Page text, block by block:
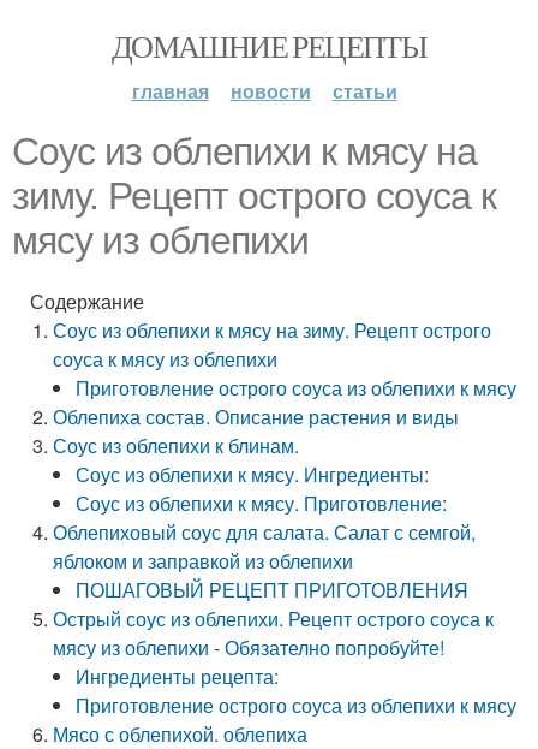
ДОМАШНИЕ РЕЦЕПТЫ
главная новости статьи
Соус из облепихи к мясу на
зиму. Рецепт острого соуса к
мясу из облепихи
Содержание
Соус из облепихи к мясу на зиму. Рецепт острого
соуса к мясу из облепихи
Приготовление острого соуса из облепихи к мясу
Облепиха состав. Описание растения и виды
Соус из облепихи к блинам.
Соус из облепихи к мясу. Ингредиенты:
Соус из облепихи к мясу. Приготовление:
Облепиховый соус для салата. Салат с семгой,
яблоком и заправкой из облепихи
ПОШАГОВЫЙ РЕЦЕПТ ПРИГОТОВЛЕНИЯ
Острый соус из облепихи. Рецепт острого соуса к
мясу из облепихи - Обязателно попробуйте!
Ингредиенты рецепта:
Приготовление острого соуса из облепихи к мясу
Мясо с облепихой. облепиха